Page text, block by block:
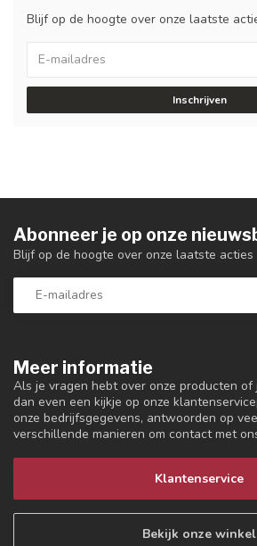
Blijf op de hoogte over onze laatste
Inschrijven
Meer informatie
Als je vragen hebt over onze producten of
dan even een kijkje op onze
onze bedrijfsgegevens, antwoorden op
verschillende manieren om contact met
Klantenservice
Bekijk onze winkel
Abonneer je op onze
Blijf op de hoogte over onze laatste acties